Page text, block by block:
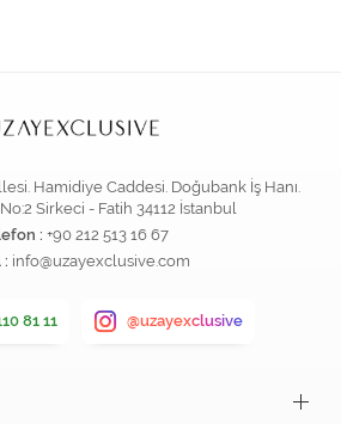
Hamidiye Caddesi. Doğubank İş Hanı.
Sirkeci - Fatih 34112 İstanbul
: +90 212 513 16 67
: info@uzayexclusive.com
81 11 @uzayexclusive